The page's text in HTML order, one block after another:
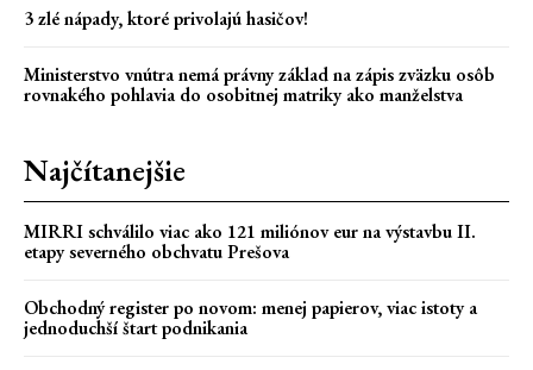
3 zlé nápady, ktoré privolajú hasičov!
Ministerstvo vnútra nemá právny základ na zápis zväzku osôb
rovnakého pohlavia do osobitnej matriky ako manželstva
Najčítanejšie
MIRRI schválilo viac ako 121 miliónov eur na výstavbu II.
etapy severného obchvatu Prešova
Obchodný register po novom: menej papierov, viac istoty a
jednoduchší štart podnikania